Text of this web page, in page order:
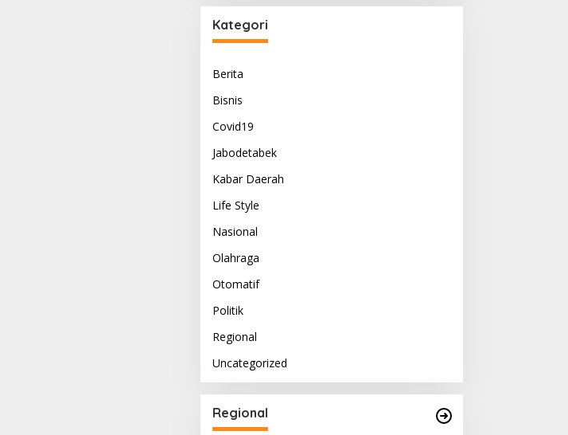
Kategori
Berita
Bisnis
Covid19
Jabodetabek
Kabar Daerah
Life Style
Nasional
Olahraga
Otomatif
Politik
Regional
Uncategorized
Regional